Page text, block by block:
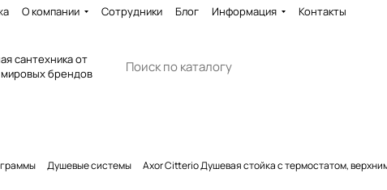
О компании Сотрудники Блог Информация Контакты
сантехника от
брендов
Душевые системы Axor Citterio Душевая стойка с термостатом,